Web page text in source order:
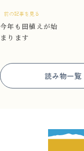
前の記事を見る
今年も田植えが始
まります
読み物一覧